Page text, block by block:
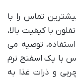
تماس را با
با کیفیت بالا،
توصیه می
با یک اسفنج نرم
و ذرات غذا به